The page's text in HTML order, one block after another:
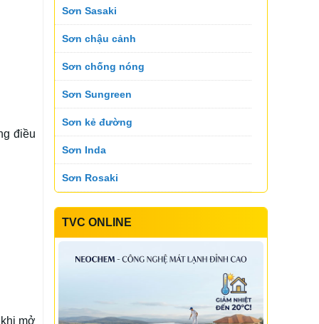
điều
mở
Sơn Suko
Sơn Suntik Sơn Toking
Sơn Topnex
Sơn Utanano Sơn Velar
Sơn Koner
Sơn Sasaki
Sơn chậu cảnh
Sơn chống nóng
Sơn Sungreen
Sơn kẻ đường
Sơn Inda
Sơn Rosaki
Sơn Daika
Sơn Bluezone
Sơn Starwin
TVC ONLINE